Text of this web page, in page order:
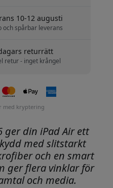
10-12 augusti
och spårbar leverans
returrätt
retur - inget krångel
med kryptering
ger din iPad Air ett
med slitstarkt
och en smart
ger flera vinklar för
och media.